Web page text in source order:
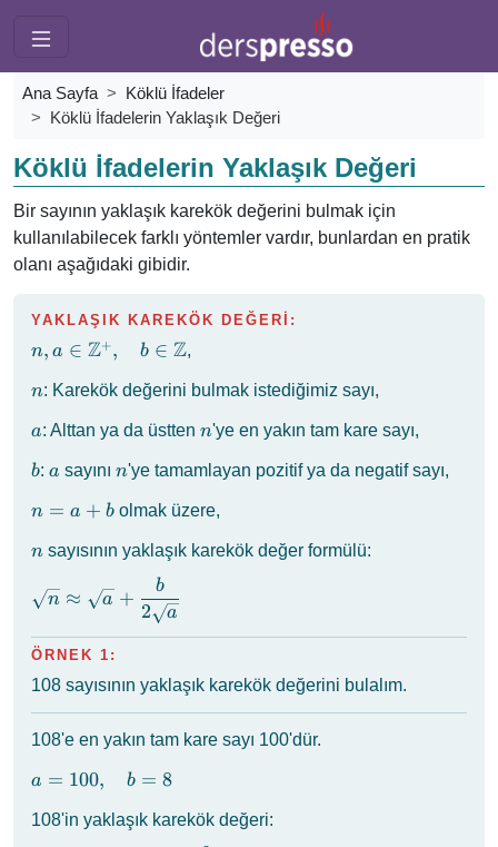
Ana Sayfa
Köklü İfadeler
Köklü İfadelerin Yaklaşık Değeri
Köklü İfadelerin Yaklaşık Değeri
Bir sayının yaklaşık karekök değerini bulmak için
kullanılabilecek farklı yöntemler vardır, bunlardan en pratik
olanı aşağıdaki gibidir.
YAKLAŞIK KAREKÖK DEĞERİ:
n, a \in
\quad b \in
\mathbb{Z}
n, a ∈ Z+, b ∈ Z,
n
n: Karekök değerini bulmak istediğimiz sayı,
a
a: Alttan ya da üstten n
n'ye en yakın tam kare sayı,
b
b: a
a sayını n
n'ye tamamlayan pozitif ya da negatif sayı,
n
a
b
n = a + bolmak üzere,
n
n sayısının yaklaşık karekök değer formülü:
\sqrt{n}
\approx
\sqrt{a} +
\dfrac{b}
{2\sqrt{a}}
n ≈ a +
2 a
b
ÖRNEK 1:
108 sayısının yaklaşık karekök değerini bulalım.
108'e en yakın tam kare sayı 100'dür.
a =
\quad
a = 100, b = 8
108'in yaklaşık karekök değeri: